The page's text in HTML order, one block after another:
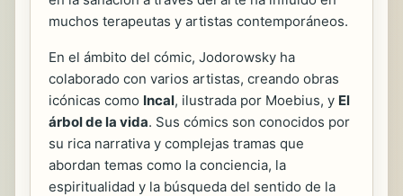
muchos terapeutas y artistas contemporáneos.
En el ámbito del cómic, Jodorowsky ha
colaborado con varios artistas, creando obras
icónicas como Incal, ilustrada por Moebius, y El
árbol de la vida. Sus cómics son conocidos por
su rica narrativa y complejas tramas que
abordan temas como la conciencia, la
espiritualidad y la búsqueda del sentido de la